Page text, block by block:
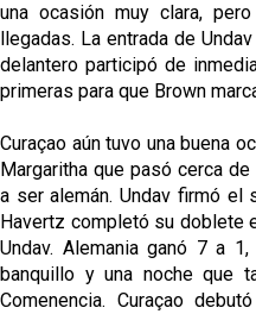
una ocasión muy clara,
llegadas. La entrada de
delantero participó de
primeras para que Brown
Curaçao aún tuvo una buena
Margaritha que pasó cerca
a ser alemán. Undav firmó
Havertz completó su doblete
Undav. Alemania ganó 7 a
banquillo y una noche que
Comenencia. Curaçao